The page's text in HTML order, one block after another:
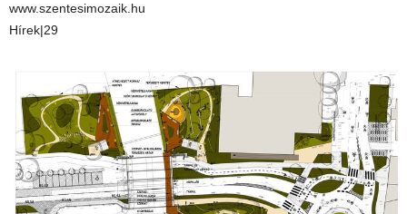
www.szentesimozaik.hu
Hírek|29